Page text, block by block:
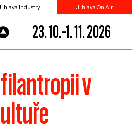
Industry Ji.hlava On Air
23. 10.–1. 11. 2026
v